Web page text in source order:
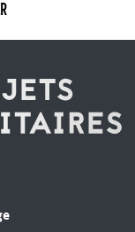
exposés,
vos
ce soit un